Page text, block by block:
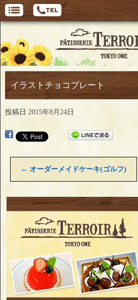
イラストチョコプレート
投稿日 2015年8月24日
← オーダーメイドケーキ(ゴルフ)